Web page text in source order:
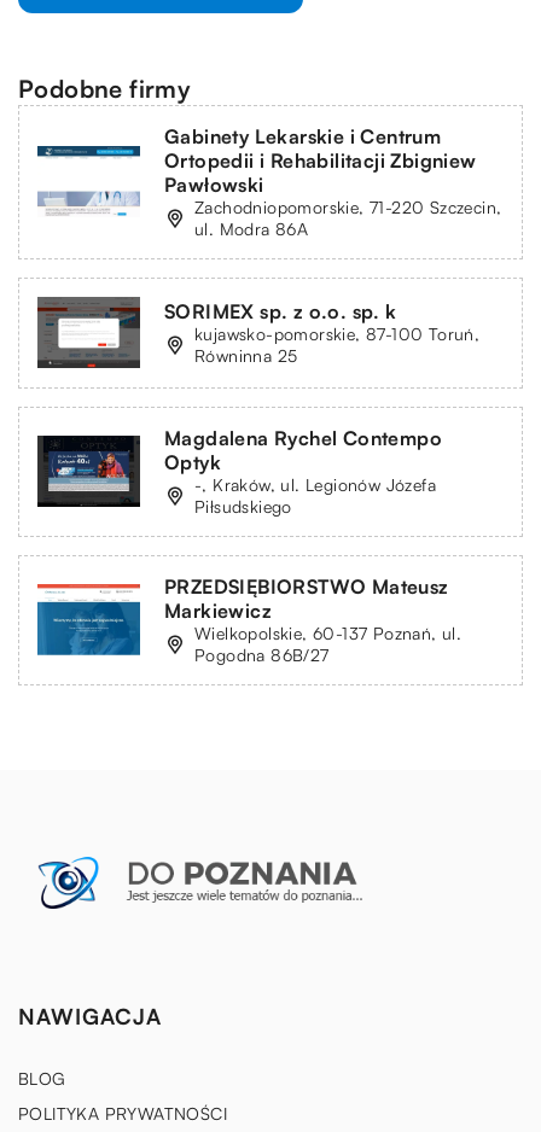
Podobne firmy
Gabinety Lekarskie i Centrum
Ortopedii i Rehabilitacji Zbigniew
Pawłowski
Zachodniopomorskie, 71-220 Szczecin,
ul. Modra 86A
SORIMEX sp. z o.o. sp. k
kujawsko-pomorskie, 87-100 Toruń,
Równinna 25
Magdalena Rychel Contempo
Optyk
-, Kraków, ul. Legionów Józefa
Piłsudskiego
PRZEDSIĘBIORSTWO Mateusz
Markiewicz
Wielkopolskie, 60-137 Poznań, ul.
Pogodna 86B/27
NAWIGACJA
BLOG
POLITYKA PRYWATNOŚCI